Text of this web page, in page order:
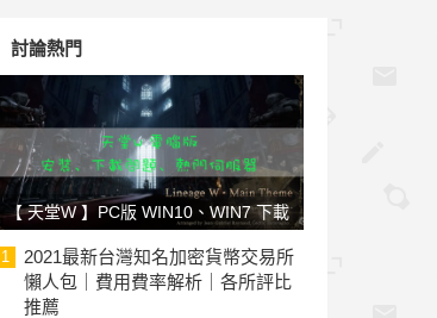
討論熱門
【 天堂W 】PC版 WIN10、WIN7 下載
安裝教學，實況主推薦 解決
xinput1_4.dll
1
2021最新台灣知名加密貨幣交易所
懶人包｜費用費率解析｜各所評比
推薦